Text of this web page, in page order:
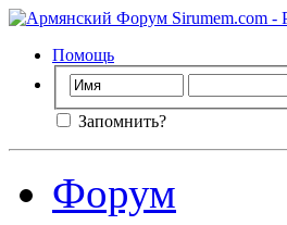
Помощь
Запомнить?
Форум